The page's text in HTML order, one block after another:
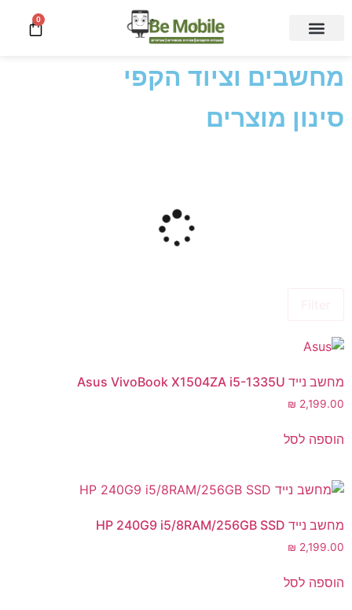
0
מחשבים וציוד הקפי
סינון מוצרים
מחשב נייד Asus VivoBook X1504ZA i5-1335U
₪ 2,199.00
הוספה לסל
מחשב נייד HP 240G9 i5/8RAM/256GB SSD
₪ 2,199.00
הוספה לסל